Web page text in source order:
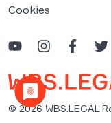
Cookies
© 2026 WBS.LEGAL